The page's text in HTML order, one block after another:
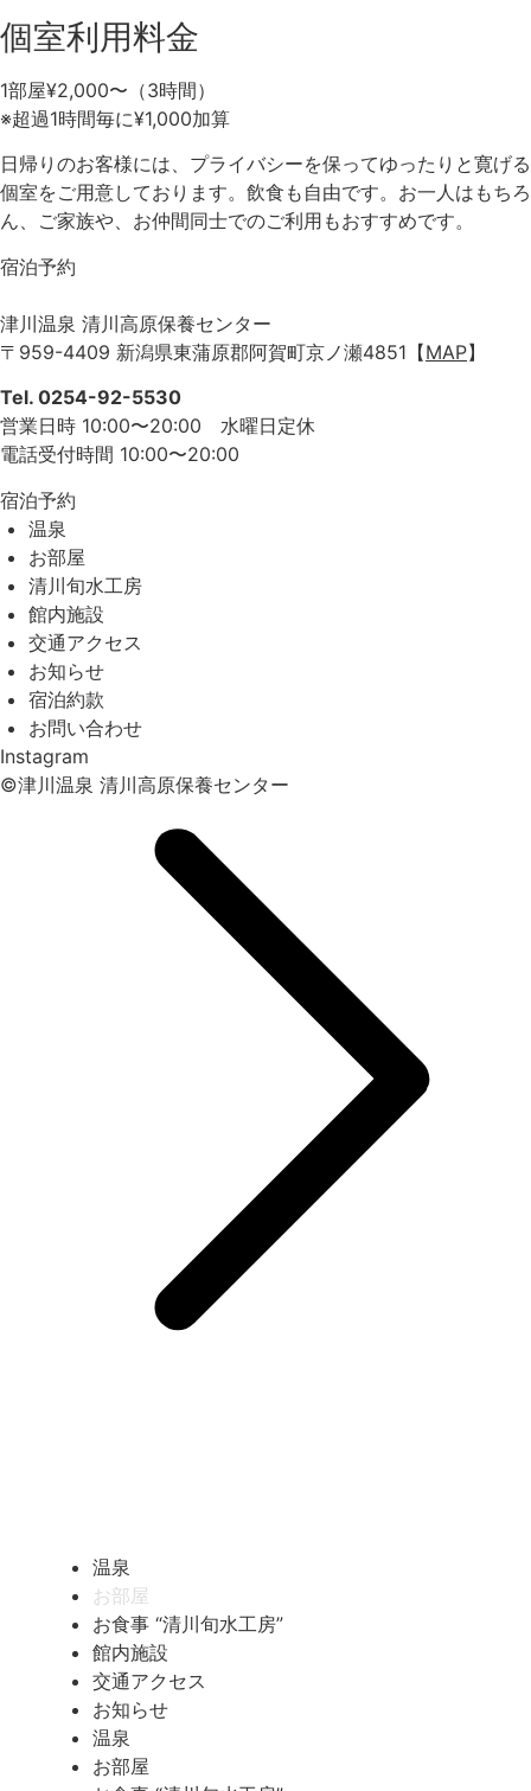
個室利用料金
1部屋¥2,000〜（3時間）
※超過1時間毎に¥1,000加算
日帰りのお客様には、プライバシーを保ってゆったりと寛げる
個室をご用意しております。飲食も自由です。お一人はもちろ
ん、ご家族や、お仲間同士でのご利用もおすすめです。
宿泊予約
津川温泉 清川高原保養センター
〒959-4409 新潟県東蒲原郡阿賀町京ノ瀬4851 【MAP】
Tel. 0254-92-5530
営業日時 10:00〜20:00 水曜日定休
電話受付時間 10:00〜20:00
宿泊予約
温泉
お部屋
清川旬水工房
館内施設
交通アクセス
お知らせ
宿泊約款
お問い合わせ
Instagram
©︎津川温泉 清川高原保養センター
温泉
お部屋
お食事 “清川旬水工房”
館内施設
交通アクセス
お知らせ
温泉
お部屋